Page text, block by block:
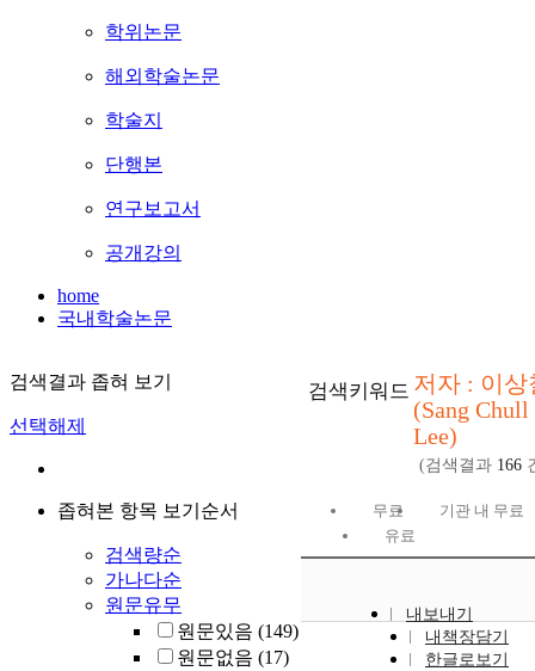
학위논문
해외학술논문
학술지
단행본
연구보고서
공개강의
home
국내학술논문
검색결과 좁혀 보기
선택해제
좁혀본 항목 보기순서
검색량순
가나다순
원문유무
원문있음 (149)
원문없음 (17)
검색키워드 저자 : 이상
(Sang Chull
Lee)
(검색결과 166
무료
기관 내 무료
유료
내보내기
내책장담기
한글로보기